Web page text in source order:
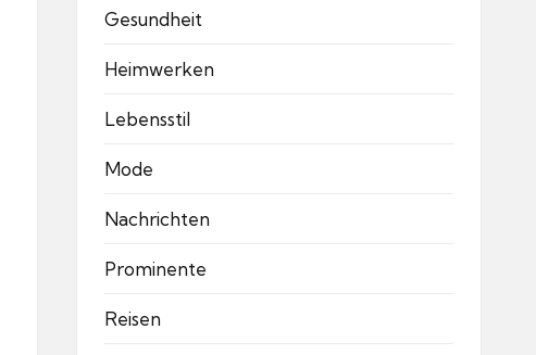
Gesundheit
Heimwerken
Lebensstil
Mode
Nachrichten
Prominente
Reisen